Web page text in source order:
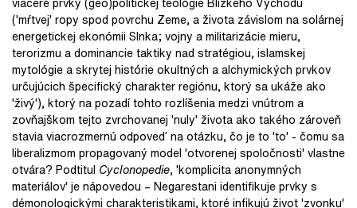
('mŕtvej' ropy spod povrchu Zeme, a života závislom na solárnej
energetickej ekonómii Slnka; vojny a militarizácie mieru,
terorizmu a dominancie taktiky nad stratégiou, islamskej
mytológie a skrytej histórie okultných a alchymických prvkov
určujúcich špecifický charakter regiónu, ktorý sa ukáže ako
'živý'), ktorý na pozadí tohto rozlíšenia medzi vnútrom a
zovňajškom tejto zvrchovanej 'nuly' života ako takého zároveň
stavia viacrozmernú odpoveď na otázku, čo je to 'to' - čomu sa
liberalizmom propagovaný model 'otvorenej spoločnosti' vlastne
otvára? Podtitul Cyclonopedie, 'komplicita anonymných
materiálov' je nápovedou – Negarestani identifikuje prvky s
démonologickými charakteristikami, ktoré infikujú život 'zvonku'